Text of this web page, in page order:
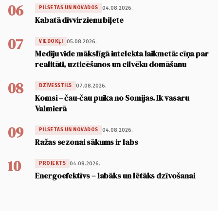
06 PILSĒTĀS UN NOVADOS 04.08.2026.
Kabatā divvirzienu biļete
07 VIEDOKĻI 05.08.2026.
Mediju vide mākslīgā intelekta laikmetā: cīņa par
realitāti, uzticēšanos un cilvēku domāšanu
08 DZĪVESSTILS 07.08.2026.
Komsi – čau-čau puika no Somijas. Ik vasaru
Valmierā
09 PILSĒTĀS UN NOVADOS 04.08.2026.
Ražas sezonai sākums ir labs
10 PROJEKTS 04.08.2026.
Energoefektīvs – labāks un lētāks dzīvošanai